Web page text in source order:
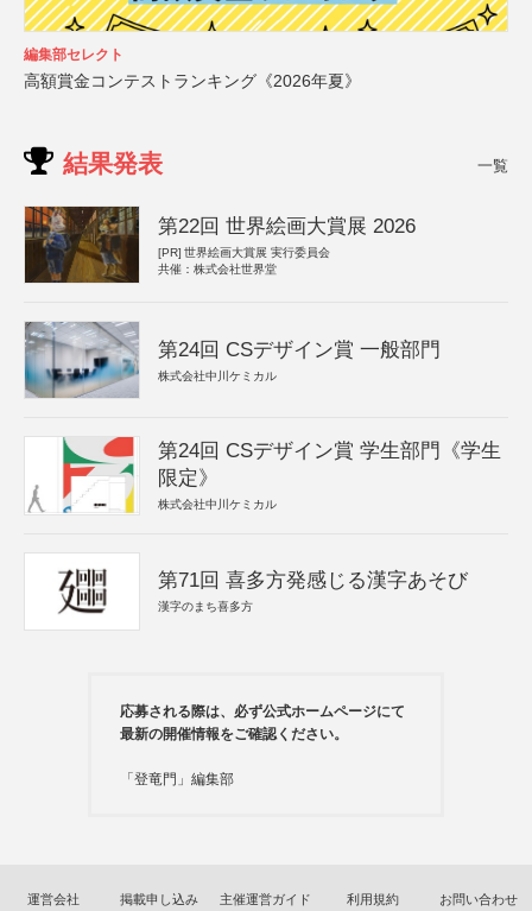
編集部セレクト
高額賞金コンテストランキング《2026年夏》
結果発表 一覧
第22回 世界絵画大賞展 2026
[PR] 世界絵画大賞展 実行委員会
共催：株式会社世界堂
第24回 CSデザイン賞 一般部門
株式会社中川ケミカル
第24回 CSデザイン賞 学生部門《学生
限定》
株式会社中川ケミカル
第71回 喜多方発感じる漢字あそび
漢字のまち喜多方
応募される際は、必ず公式ホームページにて
最新の開催情報をご確認ください。
「登竜門」編集部
運営会社 掲載申し込み 主催運営ガイド 利用規約 お問い合わせ